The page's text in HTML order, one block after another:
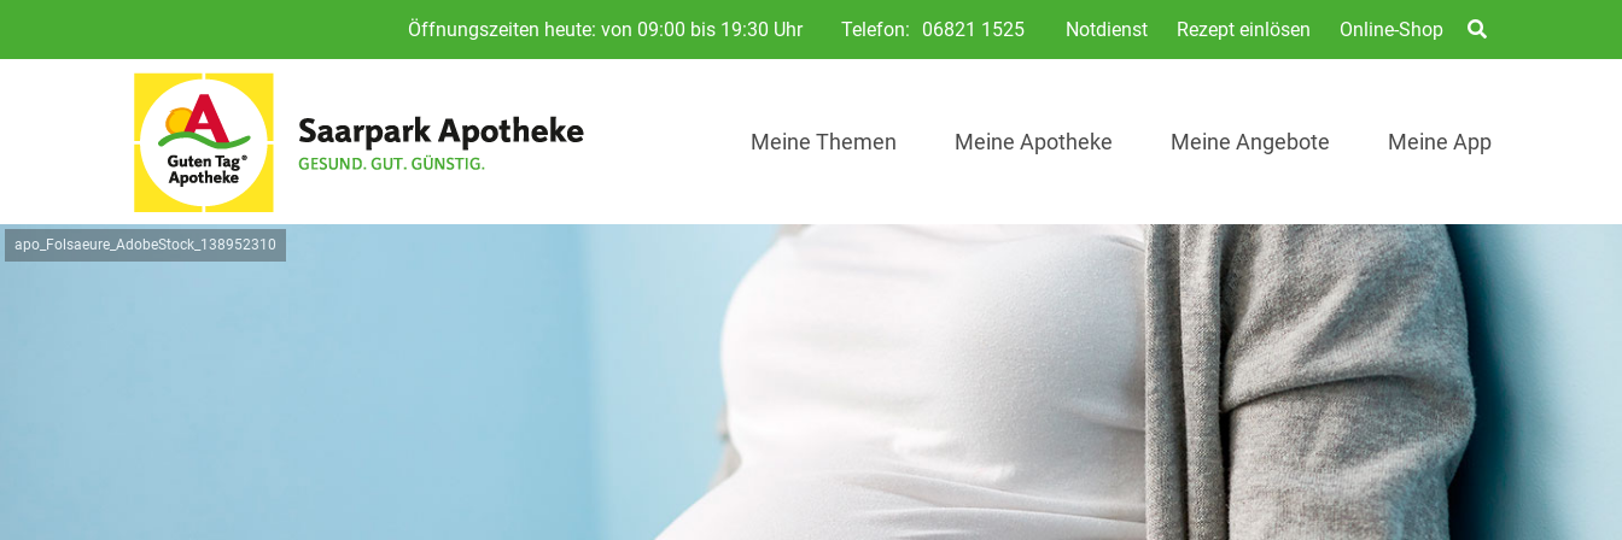
Öffnungszeiten heute: von 09:00 bis 19:30 Uhr Telefon: 06821 1525 Notdienst Rezept einlösen Online-Shop
Meine Themen Meine Apotheke Meine Angebote Meine App
apo_Folsaeure_AdobeStock_138952310